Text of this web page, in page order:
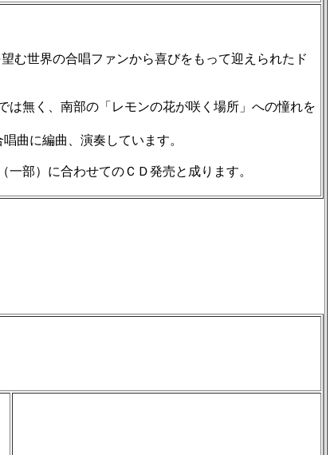
む世界の合唱ファンから喜びをもって迎えられたド
無く、南部の「レモンの花が咲く場所」への憧れを
曲に編曲、演奏しています。
部）に合わせてのＣＤ発売と成ります。